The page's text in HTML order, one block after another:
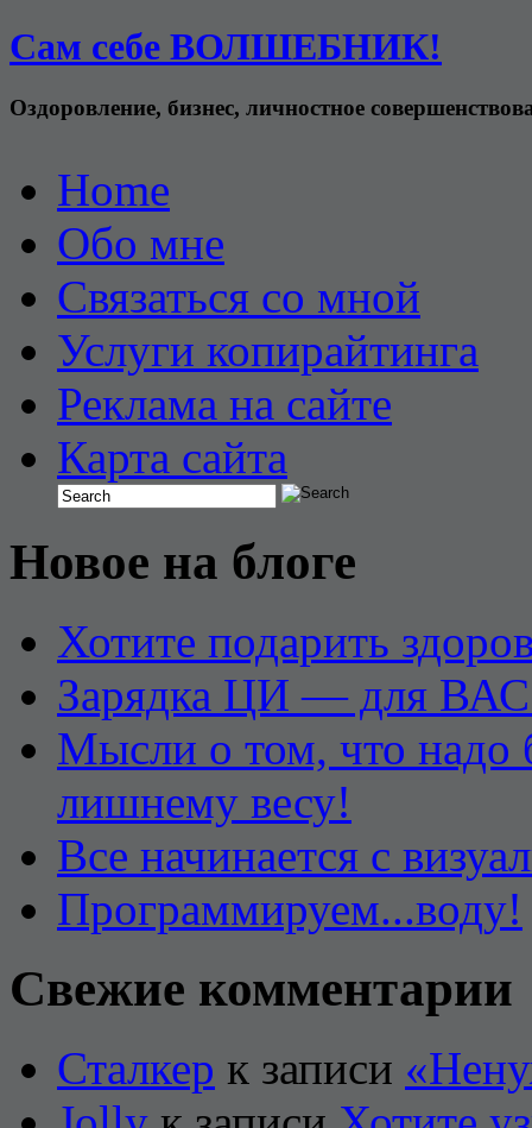
Сам себе ВОЛШЕБНИК!
Оздоровление, бизнес, личностное
Home
Обо мне
Связаться со мной
Услуги копирайтинга
Реклама на сайте
Карта сайта
Новое на блоге
Хотите подарить
Зарядка ЦИ — для
Мысли о том, что надо
лишнему весу!
Все начинается с
Программируем...воду!
Свежие комментарии
Сталкер к записи